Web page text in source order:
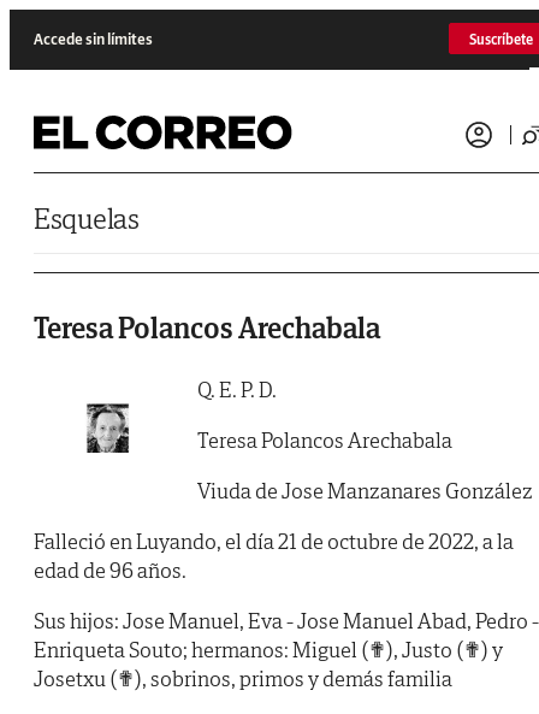
Accede sin límites Suscríbete
Esquelas
Teresa Polancos Arechabala
Q. E. P. D.
Teresa Polancos Arechabala
Viuda de Jose Manzanares González
Falleció en Luyando, el día 21 de octubre de 2022, a la
edad de 96 años.
Sus hijos: Jose Manuel, Eva - Jose Manuel Abad, Pedro -
Enriqueta Souto; hermanos: Miguel (✟), Justo (✟) y
Josetxu (✟), sobrinos, primos y demás familia